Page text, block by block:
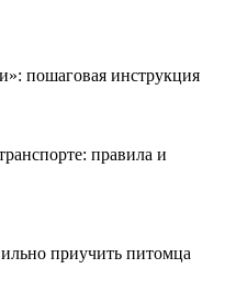
пошаговая инструкция
правила и
приучить питомца